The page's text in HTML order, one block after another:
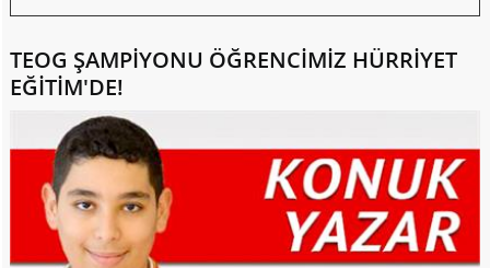
TEOG ŞAMPİYONU ÖĞRENCİMİZ HÜRRİYET
EĞİTİM'DE!